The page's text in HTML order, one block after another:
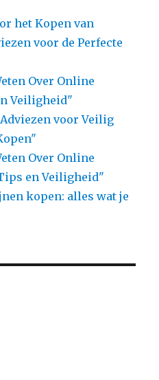
het Kopen van
voor de Perfecte
Over Online
Veiligheid"
voor Veilig
Over Online
en Veiligheid"
kopen: alles wat je